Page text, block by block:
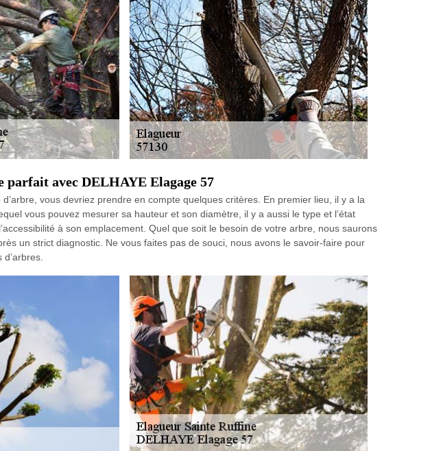
parfait avec DELHAYE Elagage 57
d’arbre, vous devriez prendre en compte quelques critères. En premier lieu, il y a la
vous pouvez mesurer sa hauteur et son diamètre, il y a aussi le type et l’état
à son emplacement. Quel que soit le besoin de votre arbre, nous saurons
un strict diagnostic. Ne vous faites pas de souci, nous avons le savoir-faire pour